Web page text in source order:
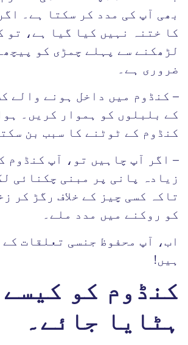
بھی آپ کی مدد کر سکتا ہے۔
کا ختنہ نہیں کیا گیا ہے، تو
لڑھکنے سے پہلے چمڑی کو
ضروری ہے۔
– کنڈوم میں داخل ہونے والے
کے بلبلوں کو ہموار کریں۔
کنڈوم کے ٹوٹنے کا سبب بن
– اگر آپ چاہیں تو، آپ کنڈوم
زیادہ پانی پر مبنی چکنائی
تاکہ کسی چیز کے خلاف رگڑ کر
کو روکنے میں مدد ملے۔
اب، آپ محفوظ جنسی تعلقات کے
ہیں!
کنڈوم کو کیسے
ہٹایا جائے۔